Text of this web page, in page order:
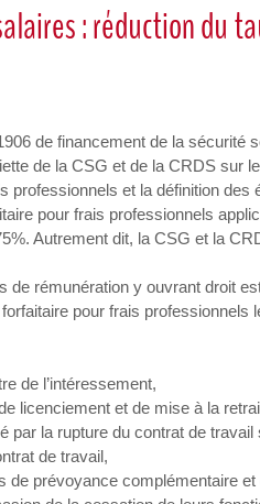
: réduction du
de financement de la
de la CSG et de la CRDS sur
professionnels et la définition
pour frais professionnels
Autrement dit, la CSG et la
de rémunération y ouvrant droit
forfaitaire pour frais
de l’intéressement,
licenciement et de mise à la
par la rupture du contrat de
de travail,
de prévoyance complémentaire